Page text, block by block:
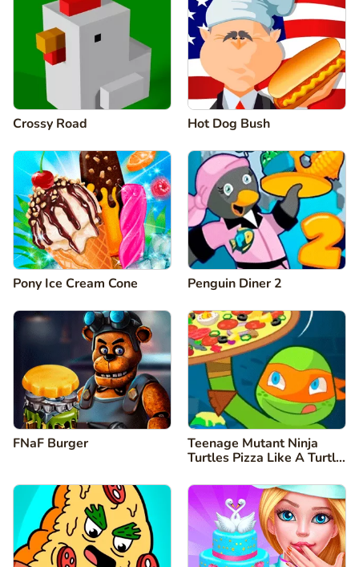
Crossy Road Hot Dog Bush
Pony Ice Cream Cone Penguin Diner 2
FNaF Burger
Teenage Mutant Ninja
Turtles Pizza Like A Turtle